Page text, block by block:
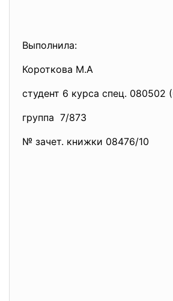
Выполнила:
Короткова М.А
студент 6 курса спец. 080502
группа 7/873
№ зачет. книжки 08476/10